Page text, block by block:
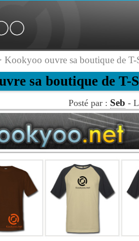
ouvre sa boutique de T-
sa boutique de T-
Posté par : Seb -